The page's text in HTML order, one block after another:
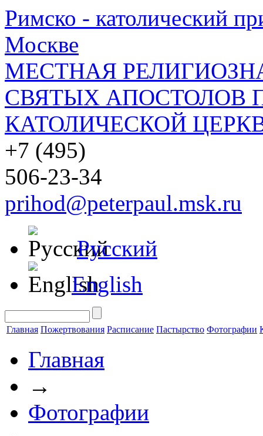
Римско - католический
Москве
МЕСТНАЯ
СВЯТЫХ АПОСТОЛОВ
КАТОЛИЧЕСКОЙ
+7 (495)
506-23-34
prihod@peterpaul.msk.ru
Русский
English
Главная Пожертвования Расписание Пастырство Фотографии
Главная
→
Фотографии